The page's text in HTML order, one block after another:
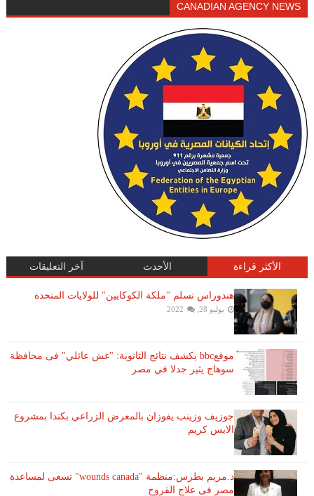
CANADIAN AGENCY NEWS
الأكثر قراءة الأحدث آخر التعليقات
هندوراس تسلم "ملكة الكوكايين" للولايات المتحدة
يوليو 28, 2022
موقعbbc يكشف نتائج الثانوية: "غش عائلي" فى محافظة
سوهاج يثير جدلا في مصر
جوزيف وزينب يفوزان بالمعرض الزراعي بكندا بمشروع
الايس كريم
د.مريم بطرس:منظمة "wounds canada" تسعى لمساعدة
مصر فى علاج القروح